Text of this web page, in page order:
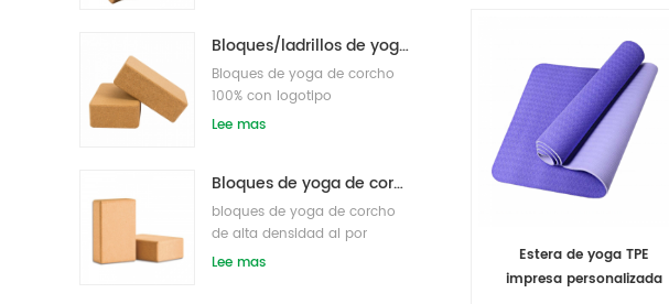
Bloques/ladrillos de yoga de corcho natural de etiqueta privada impresa de suministro de fábrica
Bloques de yoga de corcho
100% con logotipo
personalizado OEM de alta
Lee mas
Bloques de yoga de corcho natural 4 x 6 x 9 pulgadas Ladrillos antideslizantes naturales al por mayor
bloques de yoga de corcho
de alta densidad al por
mayor
Lee mas
Estera de yoga TPE
impresa personalizada